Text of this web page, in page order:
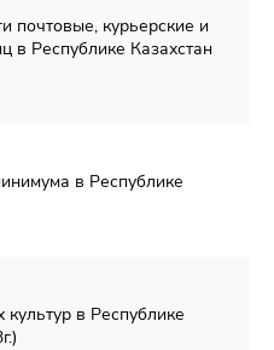
почтовые, курьерские и
в Республике Казахстан
в Республике
в Республике